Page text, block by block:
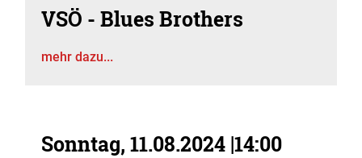
VSÖ - Blues Brothers
mehr dazu...
Sonntag, 11.08.2024 |14:00